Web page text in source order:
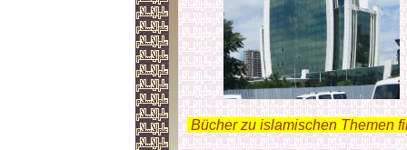
Bücher zu islamischen Themen